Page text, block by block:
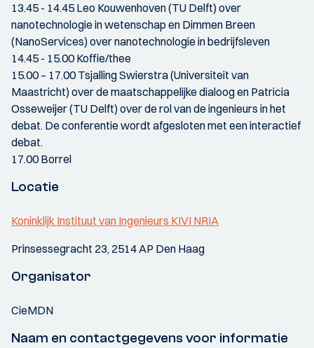
13.45 - 14.45 Leo Kouwenhoven (TU Delft) over
nanotechnologie in wetenschap en Dimmen Breen
(NanoServices) over nanotechnologie in bedrijfsleven
14.45 - 15.00 Koffie/thee
15.00 – 17.00 Tsjalling Swierstra (Universiteit van
Maastricht) over de maatschappelijke dialoog en Patricia
Osseweijer (TU Delft) over de rol van de ingenieurs in het
debat. De conferentie wordt afgesloten met een interactief
debat.
17.00 Borrel
Locatie
Koninklijk Instituut van Ingenieurs KIVI NRIA
Prinsessegracht 23, 2514 AP Den Haag
Organisator
CieMDN
Naam en contactgegevens voor informatie